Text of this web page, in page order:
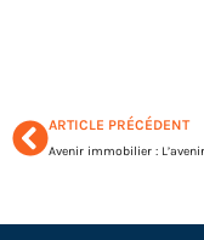
ARTICLE PRÉCÉDENT